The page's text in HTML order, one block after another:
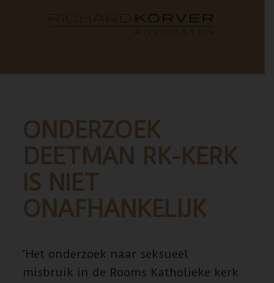
ONDERZOEK
DEETMAN RK-KERK
IS NIET
ONAFHANKELIJK
‘Het onderzoek naar seksueel
misbruik in de Rooms Katholieke kerk